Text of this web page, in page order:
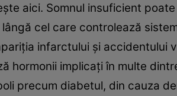
aici. Somnul insuficient
cel care controlează
infarctului şi accidentului
hormonii implicaţi în multe
precum diabetul, din cauza